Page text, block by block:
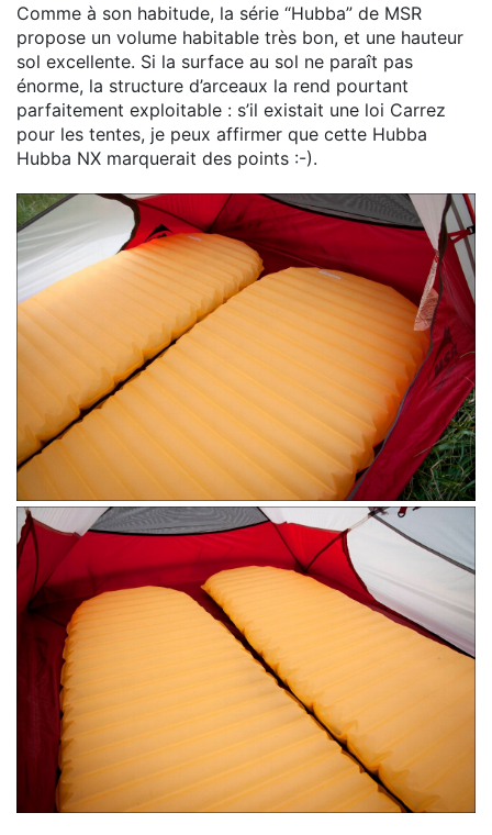
Comme à son habitude, la série “Hubba” de MSR
propose un volume habitable très bon, et une hauteur
sol excellente. Si la surface au sol ne paraît pas
énorme, la structure d’arceaux la rend pourtant
parfaitement exploitable : s’il existait une loi Carrez
pour les tentes, je peux affirmer que cette Hubba
Hubba NX marquerait des points :-).